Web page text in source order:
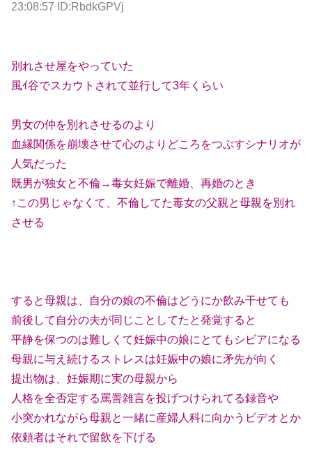
23:08:57 ID:RbdkGPVj
別れさせ屋をやっていた
風ｲ谷でスカウトされて並行して3年くらい
男女の仲を別れさせるのより
血縁関係を崩壊させて心のよりどころをつぶすシナリオが
人気だった
既男が独女と不倫→毒女妊娠で離婚、再婚のとき
↑この男じゃなくて、不倫してた毒女の父親と母親を別れ
させる
すると母親は、自分の娘の不倫はどうにか飲み干せても
前後して自分の夫が同じことしてたと発覚すると
平静を保つのは難しくて妊娠中の娘にとてもシビアになる
母親に与え続けるストレスは妊娠中の娘に矛先が向く
提出物は、妊娠期に実の母親から
人格を全否定する罵詈雑言を投げつけられてる録音や
小突かれながら母親と一緒に産婦人科に向かうビデオとか
依頼者はそれで留飲を下げる